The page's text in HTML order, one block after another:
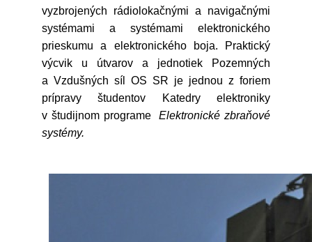
vyzbrojených rádiolokačnými a navigačnými
systémami a systémami elektronického
prieskumu a elektronického boja. Praktický
výcvik u útvarov a jednotiek Pozemných
a Vzdušných síl OS SR je jednou z foriem
prípravy študentov Katedry elektroniky
v študijnom programe
Elektronické zbraňové
systémy.